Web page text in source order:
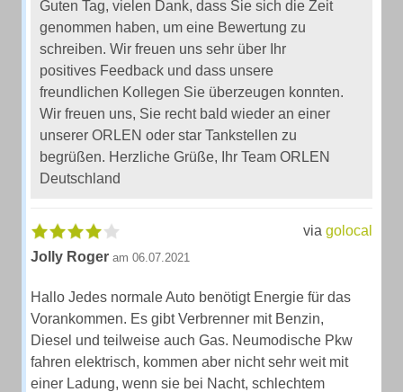
Guten Tag, vielen Dank, dass Sie sich die Zeit
genommen haben, um eine Bewertung zu
schreiben. Wir freuen uns sehr über Ihr
positives Feedback und dass unsere
freundlichen Kollegen Sie überzeugen konnten.
Wir freuen uns, Sie recht bald wieder an einer
unserer ORLEN oder star Tankstellen zu
begrüßen. Herzliche Grüße, Ihr Team ORLEN
Deutschland
via golocal
Jolly Roger am 06.07.2021
Hallo Jedes normale Auto benötigt Energie für das
Vorankommen. Es gibt Verbrenner mit Benzin,
Diesel und teilweise auch Gas. Neumodische Pkw
fahren elektrisch, kommen aber nicht sehr weit mit
einer Ladung, wenn sie bei Nacht, schlechtem